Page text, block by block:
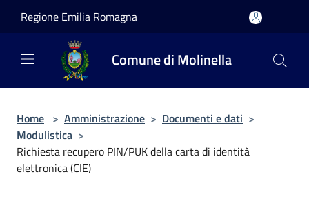
Regione Emilia Romagna
Comune di Molinella
Home > Amministrazione > Documenti e dati >
Modulistica >
Richiesta recupero PIN/PUK della carta di identità
elettronica (CIE)